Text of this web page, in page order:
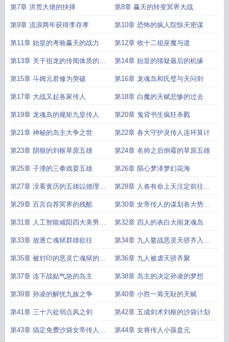
第7章 洪荒大佬的抉择 第8章 赢天的转变冥界大战
第9章 流浪两年获得李存孝 第10章 恐怖的疯人院惊天密谋
第11章 始皇的考验赢天的战力 第12章 收十二祖巫魔与道
第13章 关于祖龙的传闻体质的秘
密
第14章 始皇的猜疑最后的机缘
第15章 斗姆元君修为突破 第16章 龙魂岛和氏璧与天问剑
第17章 大战又起各家传人 第18章 白魔的天赋悲惨的过去
第19章 龙魂岛的规矩九皇传人 第20章 鬼背书生疯狂杀戮
第21章 神秘的岛主大争之世 第22章 各大守护灵传人连环算计
第23章 阴狠的刘枢草原五雄 第24章 名帅之后倒霉的草原五雄
第25章 子湮的三拳戏耍五雄 第26章 陨心梦泽梦幻花海
第27章 没看黄历的五雄以德理服
人
第28章 人各有命上天注定前往天
区核心
第29章 百言自荐冥界的残酷 第30章 女帝传人的谋划各大势力
的分布
第31章 人工智能咸阳四大美男后
人
第32章 四人的表白大闹龙魂岛
第33章 放逐亡魂狱群雄欲往 第34章 九人鳌战恶灵天骄齐入亡
魂狱
第35章 被封印的恶灵亡魂狱的暴
动
第36章 九人被虐天骄齐聚
第37章 连下战贴气急的岛主 第38章 岛主的决定孙凌的梦想
第39章 孙凌的解忧九族之争 第40章 小胜一筹无耻的天赋
第41章 三十六处弱点风之剑 第42章 五成剑术刘枢的沙袋计划
第43章 搞定免费沙袋女帝传人的 第44章 女将传人小孩盘元